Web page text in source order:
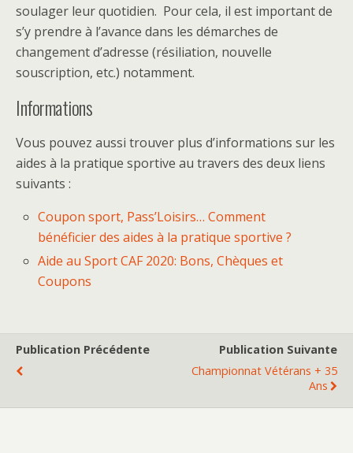
soulager leur quotidien. Pour cela, il est important de
s’y prendre à l’avance dans les démarches de
changement d’adresse (résiliation, nouvelle
souscription, etc.) notamment.
Informations
Vous pouvez aussi trouver plus d’informations sur les
aides à la pratique sportive au travers des deux liens
suivants :
Coupon sport, Pass’Loisirs… Comment
bénéficier des aides à la pratique sportive ?
Aide au Sport CAF 2020: Bons, Chèques et
Coupons
Publication Précédente
Publication Suivante
Championnat Vétérans + 35
Ans